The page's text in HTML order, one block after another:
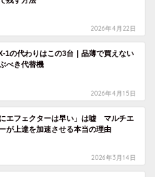
2026年4月22日
1の代わりはこの3台｜品薄で買えない
べき代替機
2026年4月15日
にエフェクターは早い」は嘘 マルチエ
が上達を加速させる本当の理由
2026年3月14日